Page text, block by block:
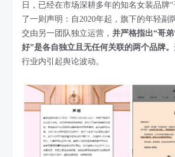
日，已经在市场深耕多年的知名女装品牌
了一则声明：自2020年起，旗下的年轻副
交由另一团队独立运营，并严格指出“哥
好”是各自独立且无任何关联的两个品牌。
行业内引起舆论波动。